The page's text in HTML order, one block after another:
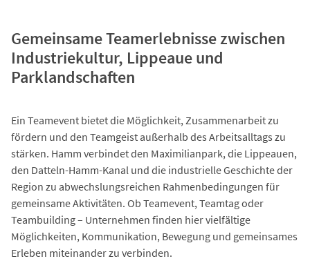
Gemeinsame Teamerlebnisse zwischen
Industriekultur, Lippeaue und
Parklandschaften
Ein Teamevent bietet die Möglichkeit, Zusammenarbeit zu
fördern und den Teamgeist außerhalb des Arbeitsalltags zu
stärken. Hamm verbindet den Maximilianpark, die Lippeauen,
den Datteln-Hamm-Kanal und die industrielle Geschichte der
Region zu abwechslungsreichen Rahmenbedingungen für
gemeinsame Aktivitäten. Ob Teamevent, Teamtag oder
Teambuilding – Unternehmen finden hier vielfältige
Möglichkeiten, Kommunikation, Bewegung und gemeinsames
Erleben miteinander zu verbinden.